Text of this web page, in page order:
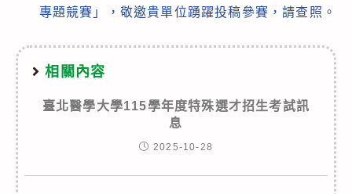
專題競賽」，敬邀貴單位踴躍投稿參賽，請查照。
相關內容
臺北醫學大學115學年度特殊選才招生考試訊
息
2025-10-28